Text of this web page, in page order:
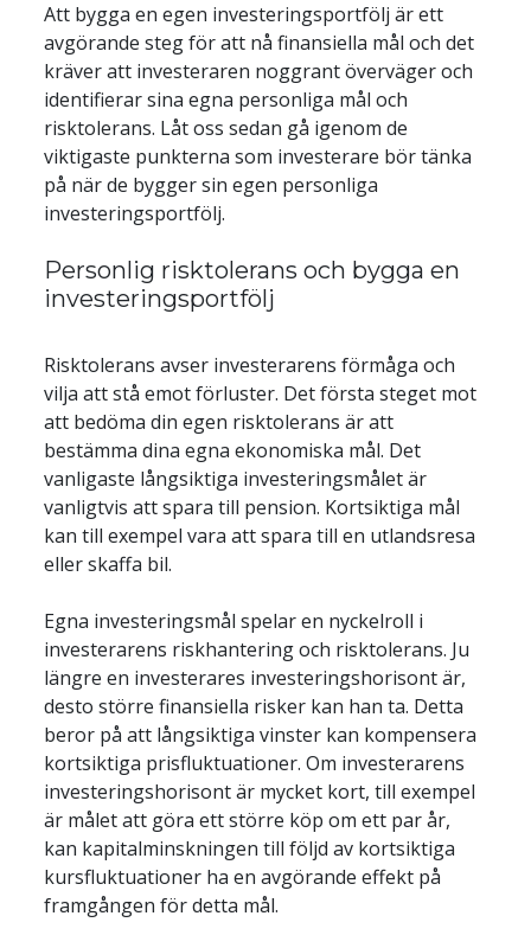
Att bygga en egen investeringsportfölj är ett
avgörande steg för att nå finansiella mål och det
kräver att investeraren noggrant överväger och
identifierar sina egna personliga mål och
risktolerans. Låt oss sedan gå igenom de
viktigaste punkterna som investerare bör tänka
på när de bygger sin egen personliga
Personlig risktolerans och bygga en
investeringsportfölj
Risktolerans avser investerarens förmåga och
vilja att stå emot förluster. Det första steget mot
att bedöma din egen risktolerans är att
bestämma dina egna ekonomiska mål. Det
vanligaste långsiktiga investeringsmålet är
vanligtvis att spara till pension. Kortsiktiga mål
kan till exempel vara att spara till en utlandsresa
Egna investeringsmål spelar en nyckelroll i
investerarens riskhantering och risktolerans. Ju
längre en investerares investeringshorisont är,
desto större finansiella risker kan han ta. Detta
beror på att långsiktiga vinster kan kompensera
kortsiktiga prisfluktuationer. Om investerarens
investeringshorisont är mycket kort, till exempel
är målet att göra ett större köp om ett par år,
kan kapitalminskningen till följd av kortsiktiga
kursfluktuationer ha en avgörande effekt på